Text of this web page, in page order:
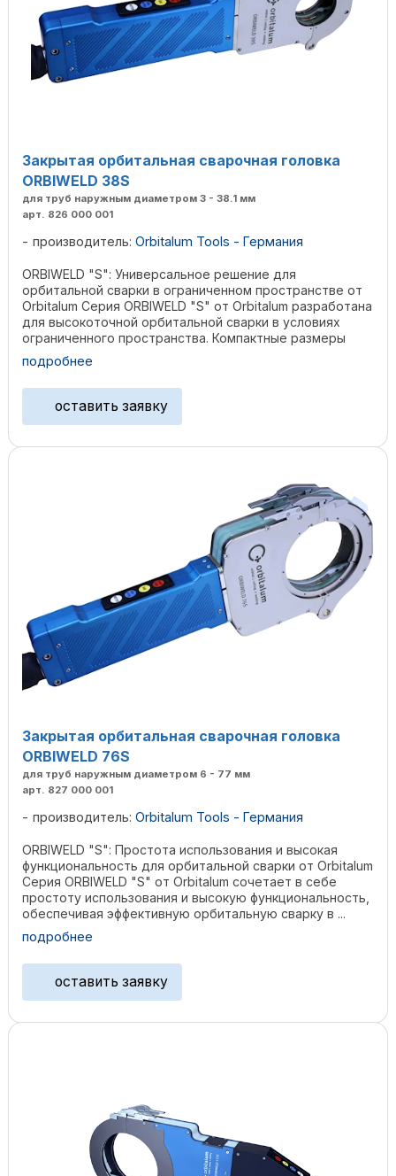
Закрытая орбитальная сварочная головка
ORBIWELD 38S
для труб наружным диаметром 3 - 38.1 мм
арт. 826 000 001
производитель: Orbitalum Tools - Германия
ORBIWELD "S": Универсальное решение для
орбитальной сварки в ограниченном пространстве от
Orbitalum Серия ORBIWELD "S" от Orbitalum разработана
для высокоточной орбитальной сварки в условиях
ограниченного пространства. Компактные размеры
делают её ...
подробнее
оставить заявку
Закрытая орбитальная сварочная головка
ORBIWELD 76S
для труб наружным диаметром 6 - 77 мм
арт. 827 000 001
производитель: Orbitalum Tools - Германия
ORBIWELD "S": Простота использования и высокая
функциональность для орбитальной сварки от Orbitalum
Серия ORBIWELD "S" от Orbitalum сочетает в себе
простоту использования и высокую функциональность,
обеспечивая эффективную орбитальную сварку в ...
подробнее
оставить заявку